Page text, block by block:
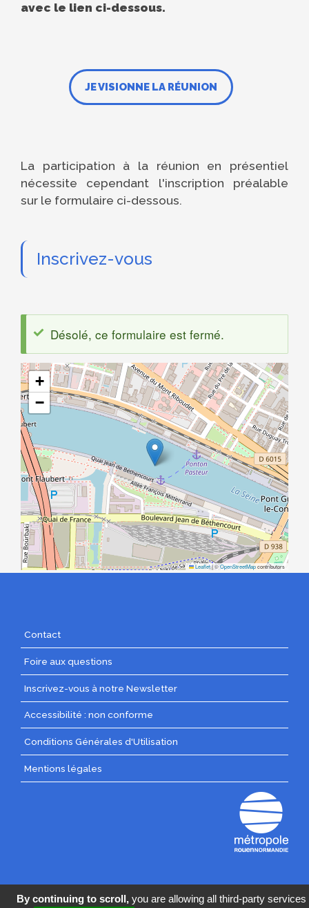
avec le lien ci-dessous.
JE VISIONNE LA RÉUNION
La participation à la réunion en présentiel
nécessite cependant l'inscription préalable
sur le formulaire ci-dessous.
Inscrivez-vous
d'inscription
associéMessage
d'état
Désolé, ce formulaire est fermé.
+
−
Leaflet|©OpenStreetMapcontributors
Menu
Pied
de
page
Contact
Foire aux questions
Inscrivez-vous à notre Newsletter
Pied
de
page
centre
Accessibilité : non conforme
Conditions Générales d'Utilisation
Mentions légales
By continuing to scroll, you are allowing all third-party services